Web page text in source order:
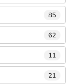
85
62
11
21